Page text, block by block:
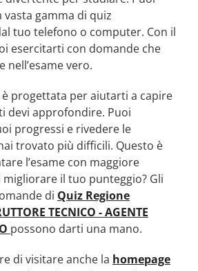
vasta gamma di quiz
tuo telefono o computer. Con il
esercitarti con domande che
vero.
progettata per aiutarti a capire
devi approfondire. Puoi
progressi e rivedere le
trovato più difficili. Questo è
l’esame con maggiore
migliorare il tuo punteggio? Gli
di Quiz Regione
TECNICO - AGENTE
possono darti una mano.
di visitare anche la homepage